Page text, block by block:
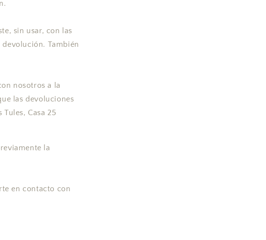
sin usar, con las
También
nosotros a la
las devoluciones
Casa 25
la
en contacto con